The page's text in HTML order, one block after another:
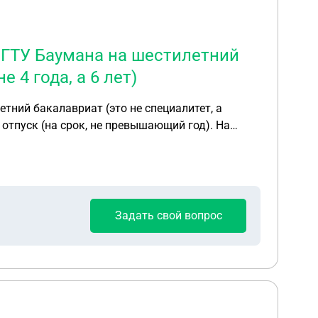
Баумана на шестилетний
4 года, а 6 лет)
бакалавриат (это не специалитет, а
отпуск (на срок, не превышающий год). На
с переводом, справка согласие и т.д.) на
для отсрочки, сказали, что реестр
что
Задать свой вопрос